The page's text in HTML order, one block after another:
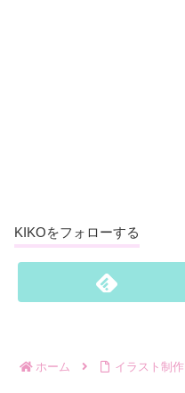
KIKOをフォローする
ホーム イラスト制作